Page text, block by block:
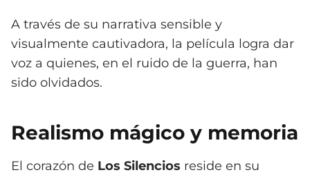
A través de su narrativa sensible y
visualmente cautivadora, la película logra dar
voz a quienes, en el ruido de la guerra, han
sido olvidados.
Realismo mágico y memoria
El corazón de Los Silencios reside en su